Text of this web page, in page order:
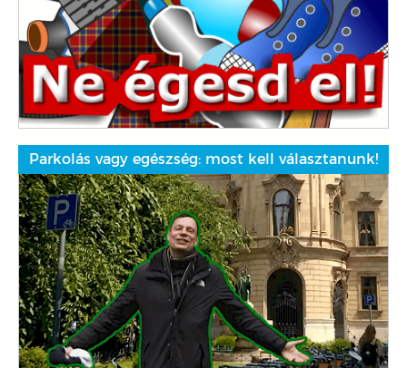
Parkolás vagy egészség: most kell választanunk!